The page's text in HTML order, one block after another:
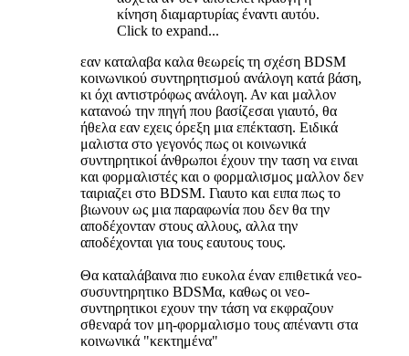
κίνηση διαμαρτυρίας έναντι αυτόυ.
Click to expand...
εαν καταλαβα καλα θεωρείς τη σχέση BDSM
κοινωνικού συντηρητισμού ανάλογη κατά βάση,
κι όχι αντιστρόφως ανάλογη. Αν και μαλλον
κατανοώ την πηγή που βασίζεσαι γιαυτό, θα
ήθελα εαν εχεις όρεξη μια επέκταση. Ειδικά
μαλιστα στο γεγονός πως οι κοινωνικά
συντηρητικοί άνθρωποι έχουν την ταση να ειναι
και φορμαλιστές και ο φορμαλισμος μαλλον δεν
ταιριαζει στο BDSM. Γιαυτο και ειπα πως το
βιωνουν ως μια παραφωνία που δεν θα την
αποδέχονταν στους αλλους, αλλα την
αποδέχονται για τους εαυτους τους.
Θα καταλάβαινα πιο ευκολα έναν επιθετικά νεο-
συσυντηρητικο BDSMα, καθως οι νεο-
συντηρητικοι εχουν την τάση να εκφραζουν
σθεναρά τον μη-φορμαλισμο τους απέναντι στα
κοινωνικά "κεκτημένα"